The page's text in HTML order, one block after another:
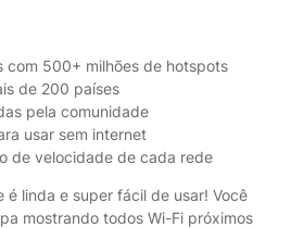
com 500+ milhões de hotspots
de 200 países
pela comunidade
usar sem internet
de velocidade de cada rede
é linda e super fácil de usar! Você
mostrando todos Wi-Fi próximos